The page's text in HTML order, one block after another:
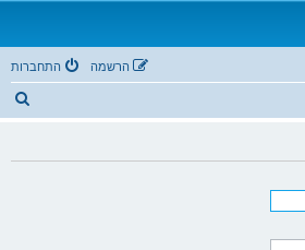
התחברות הרשמה